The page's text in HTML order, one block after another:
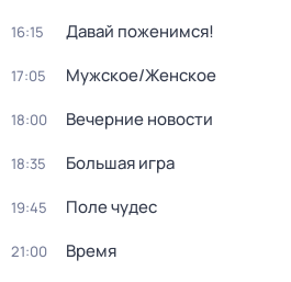
16:15 Давай поженимся!
17:05 Мужское/Женское
18:00 Вечерние новости
18:35 Большая игра
19:45 Поле чудес
21:00 Время